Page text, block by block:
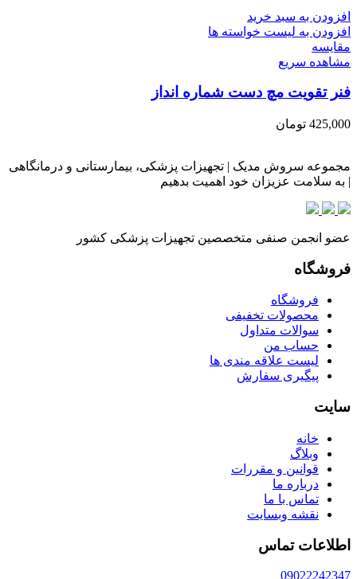
افزودن به سبد خرید
افزودن به لیست خواسته ها
مقایسه
مشاهده سریع
فنر تقویت مچ دست شماره انداز
425,000 تومان
مجموعه سروش مدیک | تجهیزات پزشکی، بیمارستانی و درمانگاهی
| به سلامت عزیزان خود اهمیت بدهیم
عضو انجمن صنفی متخصصین تجهیزات پزشکی کشور
فروشگاه
فروشگاه
محصولات تخفیفی
سوالات متداول
حساب من
لیست علاقه مندی ها
پیگیری سفارش
سایت
خانه
وبلاگ
قوانین و مقررات
درباره ما
تماس با ما
نقشه وبسایت
اطلاعات تماس
09022242347